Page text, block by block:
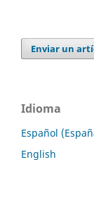
Enviar un
Idioma
Español
English